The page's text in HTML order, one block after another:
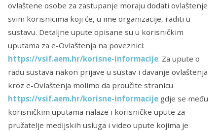
ovlaštene osobe za zastupanje moraju dodati ovlaštenje
svim korisnicima koji će, u ime organizacije, raditi u
sustavu. Detaljne upute opisane su u korisničkim
uputama za e-Ovlaštenja na poveznici:
https://vsif.aem.hr/korisne-informacije. Za upute o
radu sustava nakon prijave u sustav i davanje ovlaštenja
kroz e-Ovlaštenja molimo da proučite stranicu
https://vsif.aem.hr/korisne-informacije gdje se među
korisničkim uputama nalaze i korisničke upute za
pružatelje medijskih usluga i video upute kojima je